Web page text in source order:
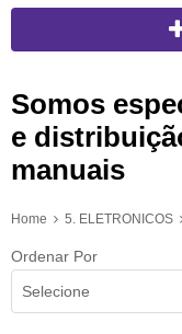
Somos
e
manuais
Home 5. ELETRONICOS
Ordenar Por
Selecione